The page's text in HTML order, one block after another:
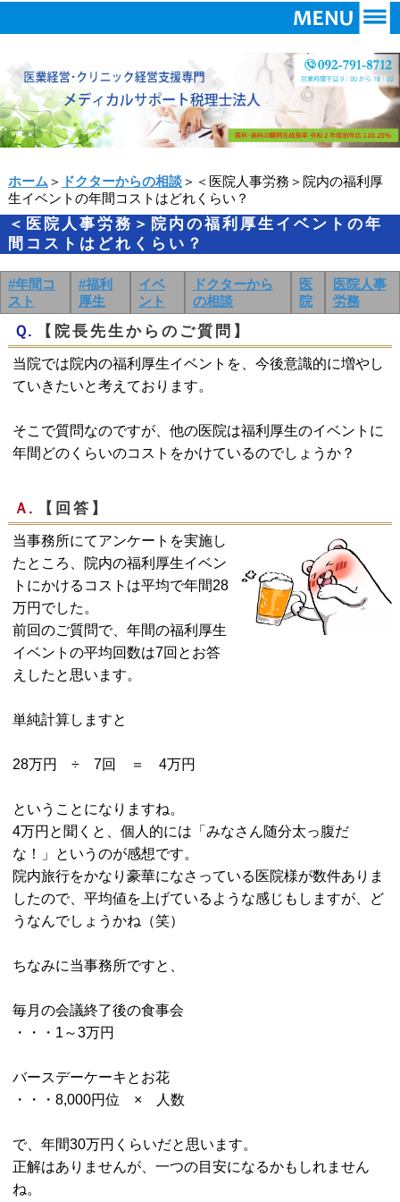
ホーム ＞ ドクターからの相談＞＜医院人事労務＞院内の福利厚
生イベントの年間コストはどれくらい？
＜医院人事労務＞院内の福利厚生イベントの年
間コストはどれくらい？
#年間コ
スト
#福利
厚生
イベ
ント
ドクターから
の相談
医
院
医院人事
労務
Ｑ. 【院長先生からのご質問】
当院では院内の福利厚生イベントを、今後意識的に増やし
ていきたいと考えております。
そこで質問なのですが、他の医院は福利厚生のイベントに
年間どのくらいのコストをかけているのでしょうか？
Ａ. 【回答】
当事務所にてアンケートを実施し
たところ、院内の福利厚生イベン
トにかけるコストは平均で年間28
万円でした。
前回のご質問で、年間の福利厚生
イベントの平均回数は7回とお答
えしたと思います。
単純計算しますと
28万円 ÷ 7回 ＝ 4万円
ということになりますね。
4万円と聞くと、個人的には「みなさん随分太っ腹だ
な！」というのが感想です。
院内旅行をかなり豪華になさっている医院様が数件ありま
したので、平均値を上げているような感じもしますが、ど
うなんでしょうかね（笑）
ちなみに当事務所ですと、
毎月の会議終了後の食事会
・・・1～3万円
バースデーケーキとお花
・・・8,000円位 × 人数
で、年間30万円くらいだと思います。
正解はありませんが、一つの目安になるかもしれません
ね。